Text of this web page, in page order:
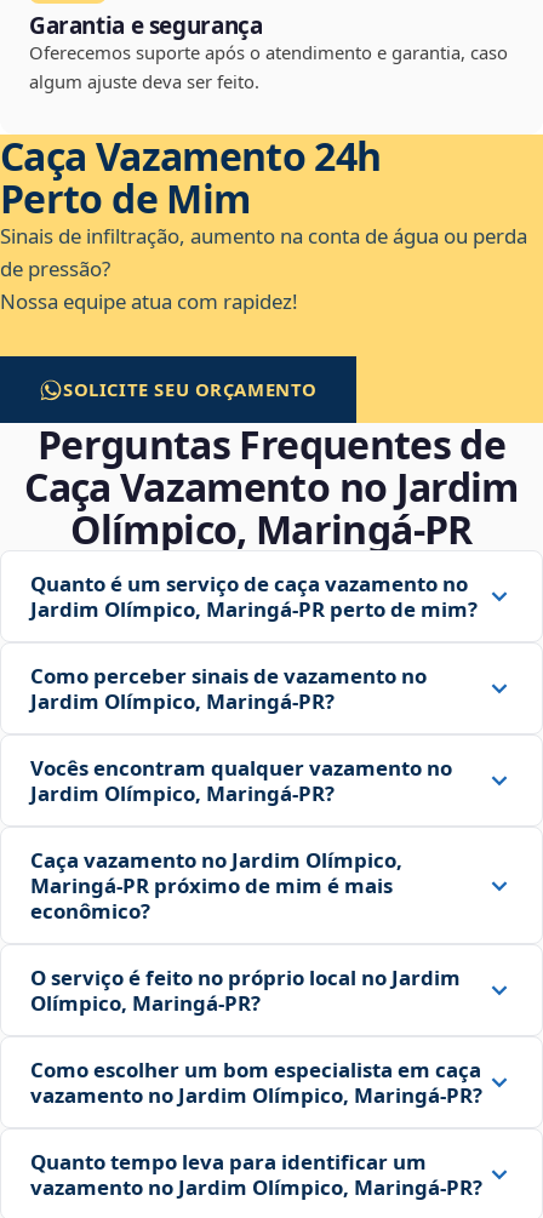
Garantia e segurança
Oferecemos suporte após o atendimento e garantia, caso
algum ajuste deva ser feito.
Caça Vazamento 24h
Perto de Mim
Sinais de infiltração, aumento na conta de água ou perda
de pressão?
Nossa equipe atua com rapidez!
SOLICITE SEU ORÇAMENTO
Perguntas Frequentes de
Caça Vazamento no Jardim
Olímpico, Maringá‑PR
Quanto é um serviço de caça vazamento no
Jardim Olímpico, Maringá‑PR perto de mim?
Como perceber sinais de vazamento no
Jardim Olímpico, Maringá‑PR?
Vocês encontram qualquer vazamento no
Jardim Olímpico, Maringá‑PR?
Caça vazamento no Jardim Olímpico,
Maringá‑PR próximo de mim é mais
econômico?
O serviço é feito no próprio local no Jardim
Olímpico, Maringá‑PR?
Como escolher um bom especialista em caça
vazamento no Jardim Olímpico, Maringá‑PR?
Quanto tempo leva para identificar um
vazamento no Jardim Olímpico, Maringá‑PR?